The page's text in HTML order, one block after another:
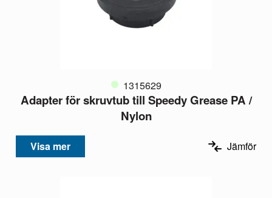
1315629
Adapter för skruvtub till Speedy Grease PA /
Nylon
Visa mer Jämför